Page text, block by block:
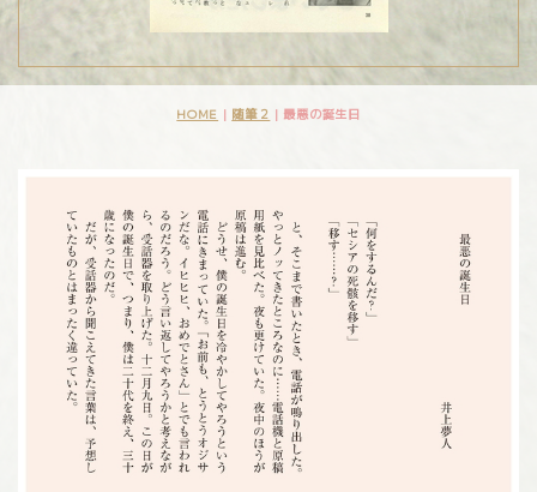
HOME | 随筆２ | 最悪の誕生日